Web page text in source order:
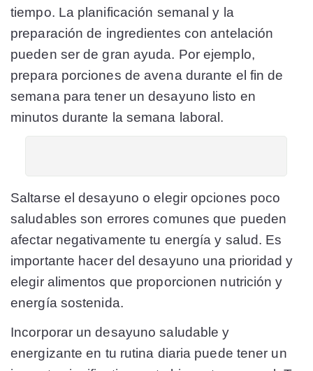
tiempo. La planificación semanal y la
preparación de ingredientes con antelación
pueden ser de gran ayuda. Por ejemplo,
prepara porciones de avena durante el fin de
semana para tener un desayuno listo en
minutos durante la semana laboral.
Saltarse el desayuno o elegir opciones poco
saludables son errores comunes que pueden
afectar negativamente tu energía y salud. Es
importante hacer del desayuno una prioridad y
elegir alimentos que proporcionen nutrición y
energía sostenida.
Incorporar un desayuno saludable y
energizante en tu rutina diaria puede tener un